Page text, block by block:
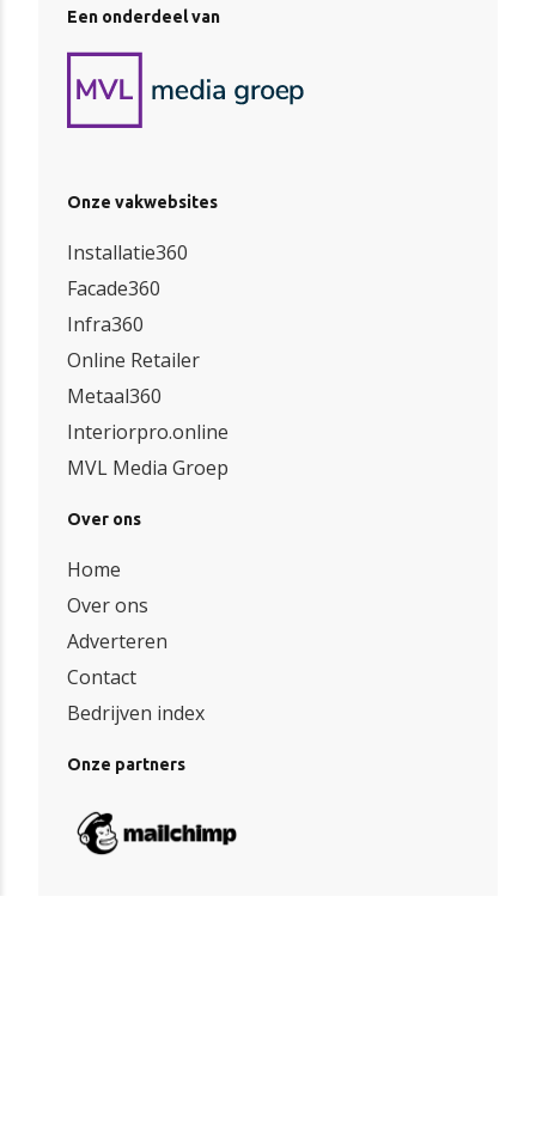
Een onderdeel van
Onze vakwebsites
Installatie360
Facade360
Infra360
Online Retailer
Metaal360
Interiorpro.online
MVL Media Groep
Over ons
Home
Over ons
Adverteren
Contact
Bedrijven index
Onze partners